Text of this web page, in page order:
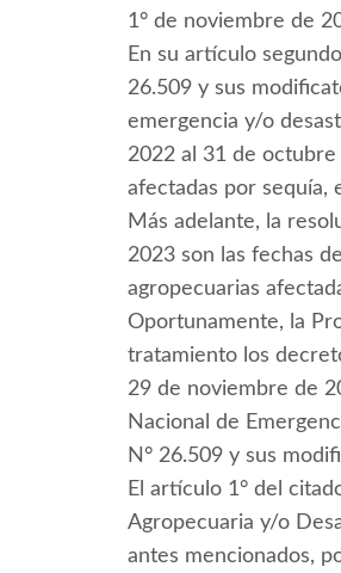
1° de noviembre de
En su artículo
26.509 y sus
emergencia y/o
2022 al 31 de octubre
afectadas por sequía,
Más adelante, la
2023 son las fechas
agropecuarias
Oportunamente, la
tratamiento los
29 de noviembre de
Nacional de
N° 26.509 y sus
El artículo 1° del
Agropecuaria y/o
antes mencionados,